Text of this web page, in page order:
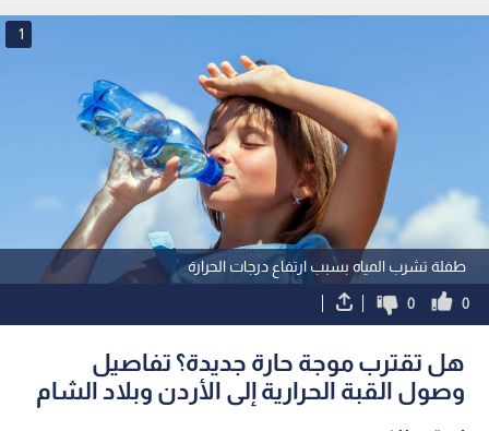
طفلة تشرب المياه بسبب ارتفاع درجات الحرارة
1
0
0
هل تقترب موجة حارة جديدة؟ تفاصيل
وصول القبة الحرارية إلى الأردن وبلاد الشام